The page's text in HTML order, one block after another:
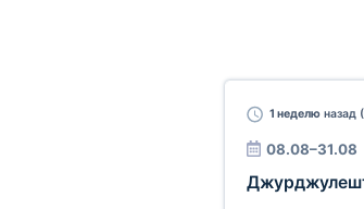
1 неделюназад
08.08–31.08